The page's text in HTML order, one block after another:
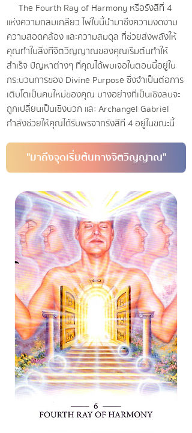
The Fourth Ray of Harmony หรือรังสีที่ 4
แห่งความกลมเกลียว ไพ่ใบนี้นำมาซึ่งความงดงาม
ความสอดคล้อง และความสมดุล ที่ช่วยส่งพลังให้
คุณทำในสิ่งที่จิตวิญญาณของคุณเริ่มต้นทำให้
สำเร็จ ปัญหาต่างๆ ที่คุณได้พบเจอในตอนนี้อยู่ใน
กระบวนการของ Divine Purpose ซึ่งจำเป็นต่อการ
เติบโตเป็นคนใหม่ของคุณ บางอย่างที่เป็นเชิงลบจะ
ถูกเปลี่ยนเป็นเชิงบวก และ Archangel Gabriel
กำลังช่วยให้คุณได้รับพรจากรังสีที่ 4 อยู่ในขณะนี้
"มาถึงจุดเริ่มต้นทางจิตวิญญาณ"